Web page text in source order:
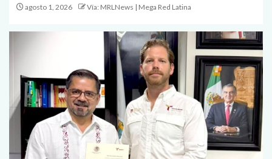
agosto 1, 2026 Vía: MRLNews | Mega Red Latina